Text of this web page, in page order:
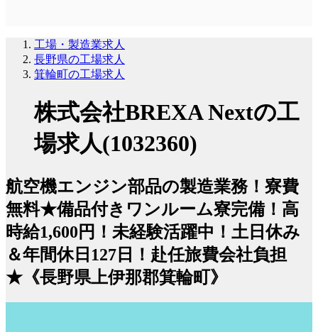
工場・製造業求人
長野県の工場求人
箕輪町の工場求人
株式会社BREXA Nextの工
場求人(1032360)
航空機エンジン部品の製造業務！寮費
無料★備品付きワンルーム寮完備！高
時給1,600円！未経験活躍中！土日休み
＆年間休日127日！赴任旅費会社負担
★《長野県上伊那郡箕輪町》